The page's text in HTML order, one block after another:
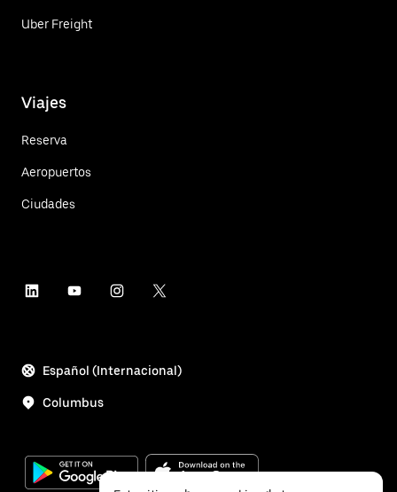
Uber Freight
Viajes
Reserva
Aeropuertos
Ciudades
Español (Internacional)
Columbus